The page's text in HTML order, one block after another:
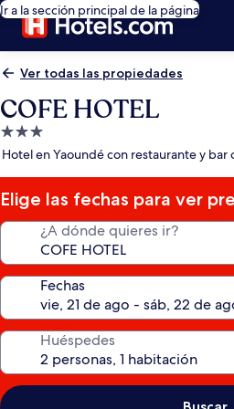
Ir a la sección principal de la página
Ver todas las propiedades
COFE HOTEL
Propiedad
de
estrellas
Hotel en Yaoundé con restaurante y bar
Elige las fechas para ver
¿A dónde quieres ir?
Fechas
Huéspedes